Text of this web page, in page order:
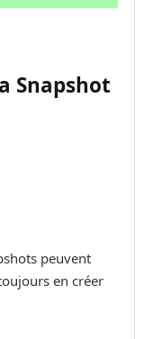
Snapshot
peuvent
en créer